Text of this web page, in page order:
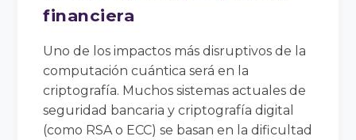
financiera
Uno de los impactos más disruptivos de la
computación cuántica será en la
criptografía. Muchos sistemas actuales de
seguridad bancaria y criptografía digital
(como RSA o ECC) se basan en la dificultad